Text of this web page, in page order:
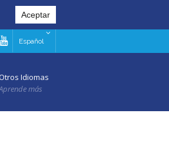
Español
Idiomas
más